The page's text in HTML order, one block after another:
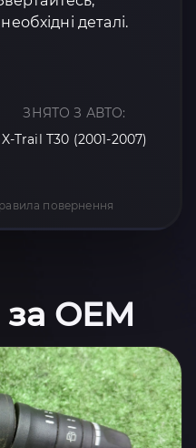
деталі.
ЗНЯТО З АВТО:
X-Trail T30 (2001-2007)
повернення
OEM